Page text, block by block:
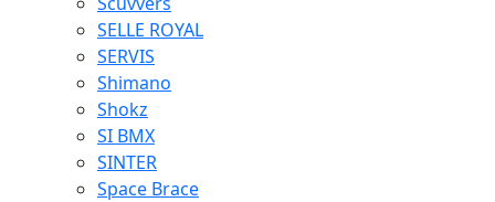
SELLE ROYAL
SERVIS
Shimano
Shokz
SI BMX
SINTER
Space Brace